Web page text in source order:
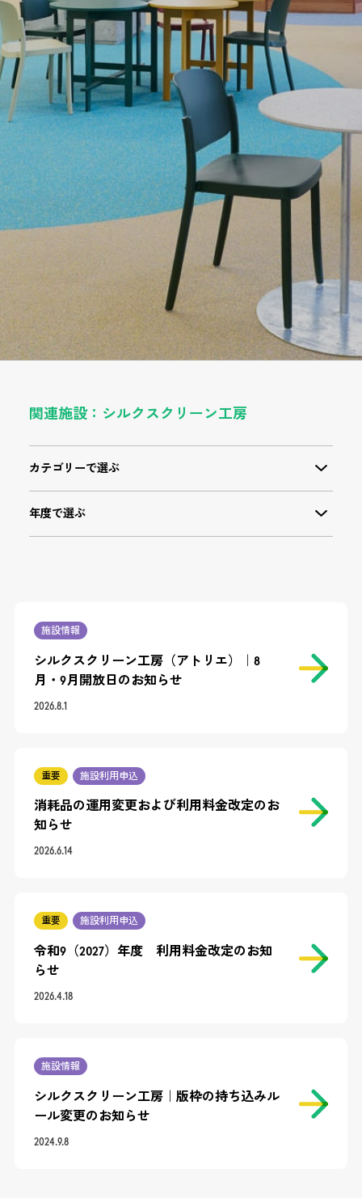
関連施設：シルクスクリーン工房
施設情報
シルクスクリーン工房（アトリエ）｜8
月・9月開放日のお知らせ
2026.8.1
重要 施設利用申込
消耗品の運用変更および利用料金改定のお
知らせ
2026.6.14
重要 施設利用申込
令和9（2027）年度 利用料金改定のお知
らせ
2026.4.18
施設情報
シルクスクリーン工房｜版枠の持ち込みル
ール変更のお知らせ
2024.9.8